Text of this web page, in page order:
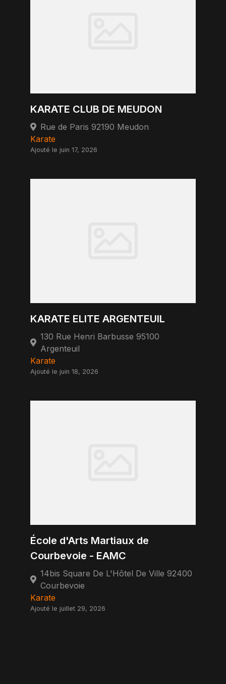
KARATE CLUB DE MEUDON
Rue de Paris 92190 Meudon
Karate
Ajouté le juin 17, 2026
KARATE ELITE ARGENTEUIL
130 Rue Henri Barbusse 95100
Argenteuil
Karate
Ajouté le juin 18, 2026
École d'Arts Martiaux de
Courbevoie - EAMC
14bis Square De L'Hôtel De Ville 92400
Courbevoie
Karate
Ajouté le juillet 29, 2026